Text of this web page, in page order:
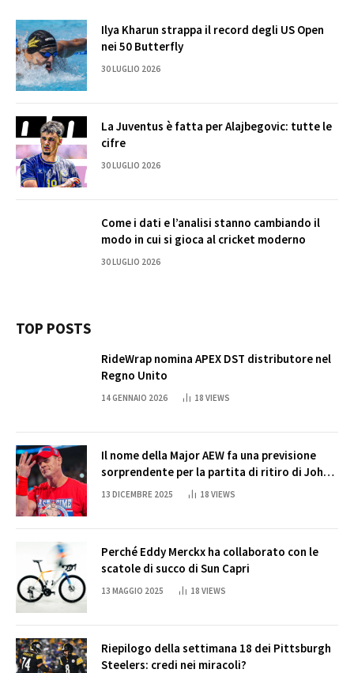
Ilya Kharun strappa il record degli US Open
nei 50 Butterfly
30 LUGLIO 2026
La Juventus è fatta per Alajbegovic: tutte le
cifre
30 LUGLIO 2026
Come i dati e l’analisi stanno cambiando il
modo in cui si gioca al cricket moderno
30 LUGLIO 2026
TOP POSTS
RideWrap nomina APEX DST distributore nel
Regno Unito
14 GENNAIO 2026 18 VIEWS
Il nome della Major AEW fa una previsione
sorprendente per la partita di ritiro di John
Cena
13 DICEMBRE 2025 18 VIEWS
Perché Eddy Merckx ha collaborato con le
scatole di succo di Sun Capri
13 MAGGIO 2025 18 VIEWS
Riepilogo della settimana 18 dei Pittsburgh
Steelers: credi nei miracoli?